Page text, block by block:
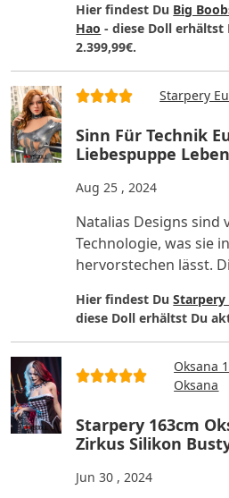
Hier findest Du Big
Hao - diese Doll
2.399,99€.
Starpery
Sinn Für Technik
Liebespuppe
Aug 25 , 2024
Natalias Designs sind
Technologie, was sie
hervorstechen lässt.
Hier findest DuStarpery
diese Doll erhältst Du
Oksana
Oksana
Starpery 163cm
Zirkus Silikon
Jun 30 , 2024